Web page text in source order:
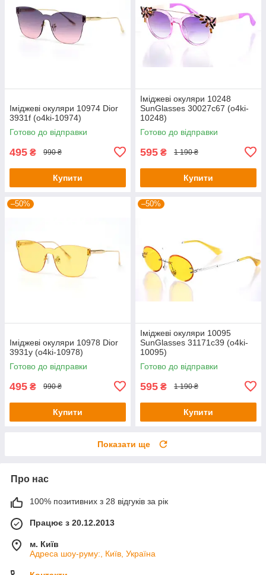
Іміджеві окуляри 10974 Dior
3931f (o4ki-10974)
Готово до відправки
495 ₴ 990 ₴
Купити
Іміджеві окуляри 10248
SunGlasses 30027c67 (o4ki-
10248)
Готово до відправки
595 ₴ 1 190 ₴
Купити
–50%
Іміджеві окуляри 10978 Dior
3931y (o4ki-10978)
Готово до відправки
495 ₴ 990 ₴
Купити
–50%
Іміджеві окуляри 10095
SunGlasses 31171c39 (o4ki-
10095)
Готово до відправки
595 ₴ 1 190 ₴
Купити
Показати ще
Про нас
100% позитивних з 28 відгуків за рік
Працює з 20.12.2013
м. Київ
Адреса шоу-руму:, Київ, Україна